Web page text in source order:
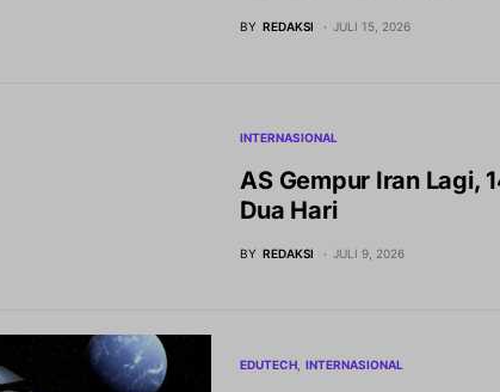
BY REDAKSI JULI 15, 2026
INTERNASIONAL
AS Gempur Iran Lagi,
Dua Hari
BY REDAKSI JULI 9, 2026
EDUTECH INTERNASIONAL